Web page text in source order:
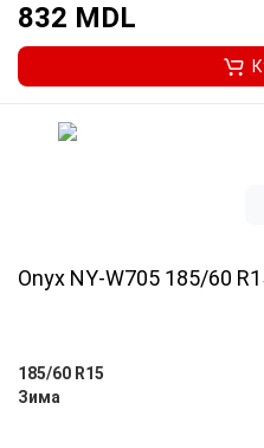
832 MDL
Onyx NY-W705 185/60
185/60 R15
Зима